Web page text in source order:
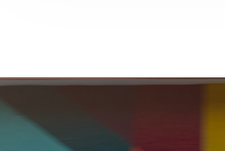
Saltar
al
contenido
VIRALES
PODCAST